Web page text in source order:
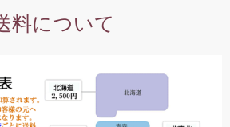
料について